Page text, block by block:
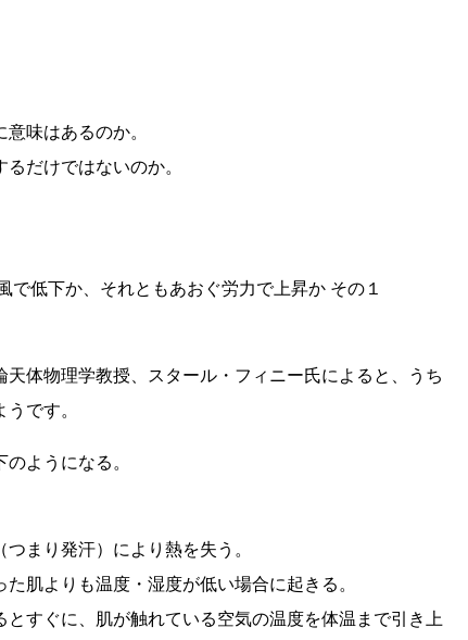
味はあるのか。
だけではないのか。
体物理学教授、スタール・フィニー氏によると、うち
です。
ようになる。
まり発汗）により熱を失う。
肌よりも温度・湿度が低い場合に起きる。
すぐに、肌が触れている空気の温度を体温まで引き上